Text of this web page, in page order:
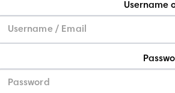
Username